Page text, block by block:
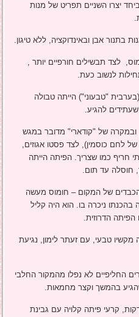
יצרו השניים תפריט של מנות
בתנור אבן ובאינדוקציה, ללא טיגון.
לצד תבשילים חורפיים יותר ,
לנשוב כעת.
"טבעוני") הייתה טבולה
להגיע.
של "קודארי" מדובר במגש
של לחם כוסמין), לצד פסטו אגוזים,
חריף כמו שצריך. הפיתה הייתה
חוסלה עד תום.
של המקום – חומוס מעשה
ניכרה בו. הוא היה קליל
הדרוזית.
טבעי, עם זעתר לימון, נגיעת
החליפיים לא נפלו מהמקור החלבי
בהמשך וקצר מחמאות.
קרעי פיתה קלויה עם גבינת